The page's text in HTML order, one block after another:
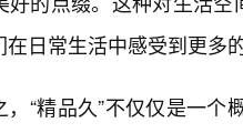
在日常生活中感受到更多
，“精品久”不仅仅是一